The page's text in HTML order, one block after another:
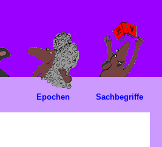
Epochen Sachbegriffe